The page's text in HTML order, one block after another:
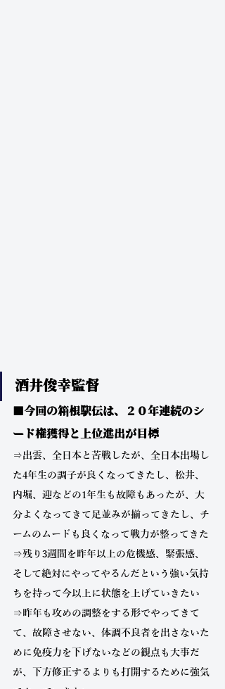
酒井俊幸監督
■今回の箱根駅伝は、２０年連続のシ
ード権獲得と上位進出が目標
⇒出雲、全日本と苦戦したが、全日本出場し
た4年生の調子が良くなってきたし、松井、
内堀、迎などの1年生も故障もあったが、大
分よくなってきて足並みが揃ってきたし、チ
ームのムードも良くなって戦力が整ってきた
⇒残り3週間を昨年以上の危機感、緊張感、
そして絶対にやってやるんだという強い気持
ちを持って今以上に状態を上げていきたい
⇒昨年も攻めの調整をする形でやってきて
て、故障させない、体調不良者を出さないた
めに免疫力を下げないなどの観点も大事だ
が、下方修正するよりも打開するために強気